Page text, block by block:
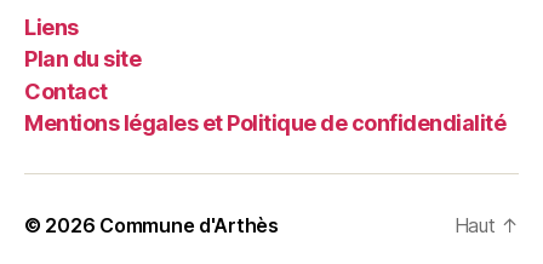
Liens
Plan du site
Contact
Mentions légales et Politique de confidendialité
© 2026 Commune d'Arthès Haut ↑